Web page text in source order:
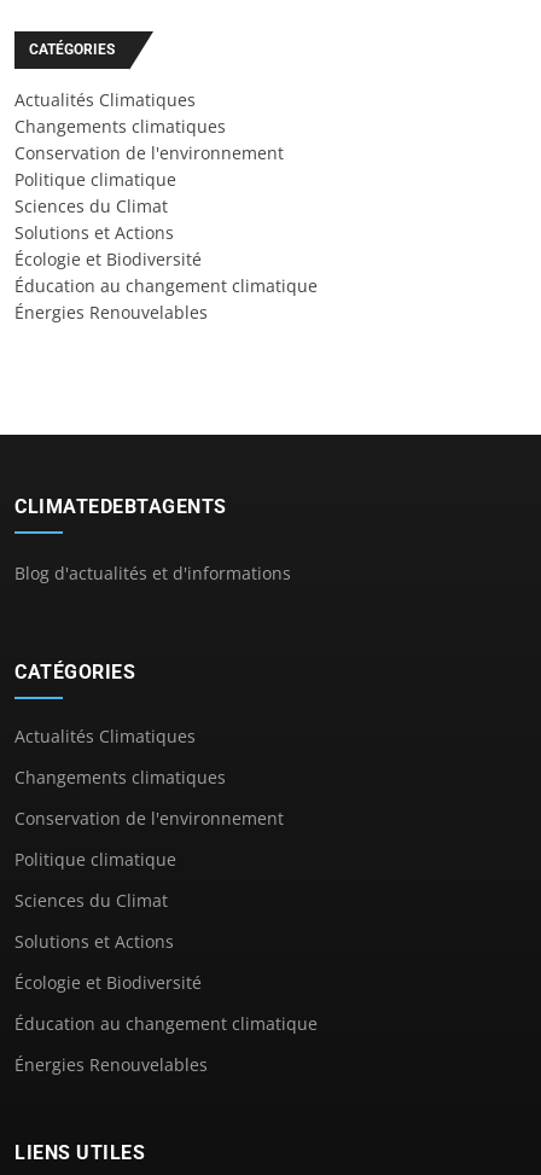
CATÉGORIES
Actualités Climatiques
Changements climatiques
Conservation de l'environnement
Politique climatique
Sciences du Climat
Solutions et Actions
Écologie et Biodiversité
Éducation au changement climatique
Énergies Renouvelables
CLIMATEDEBTAGENTS
Blog d'actualités et d'informations
CATÉGORIES
Actualités Climatiques
Changements climatiques
Conservation de l'environnement
Politique climatique
Sciences du Climat
Solutions et Actions
Écologie et Biodiversité
Éducation au changement climatique
Énergies Renouvelables
LIENS UTILES